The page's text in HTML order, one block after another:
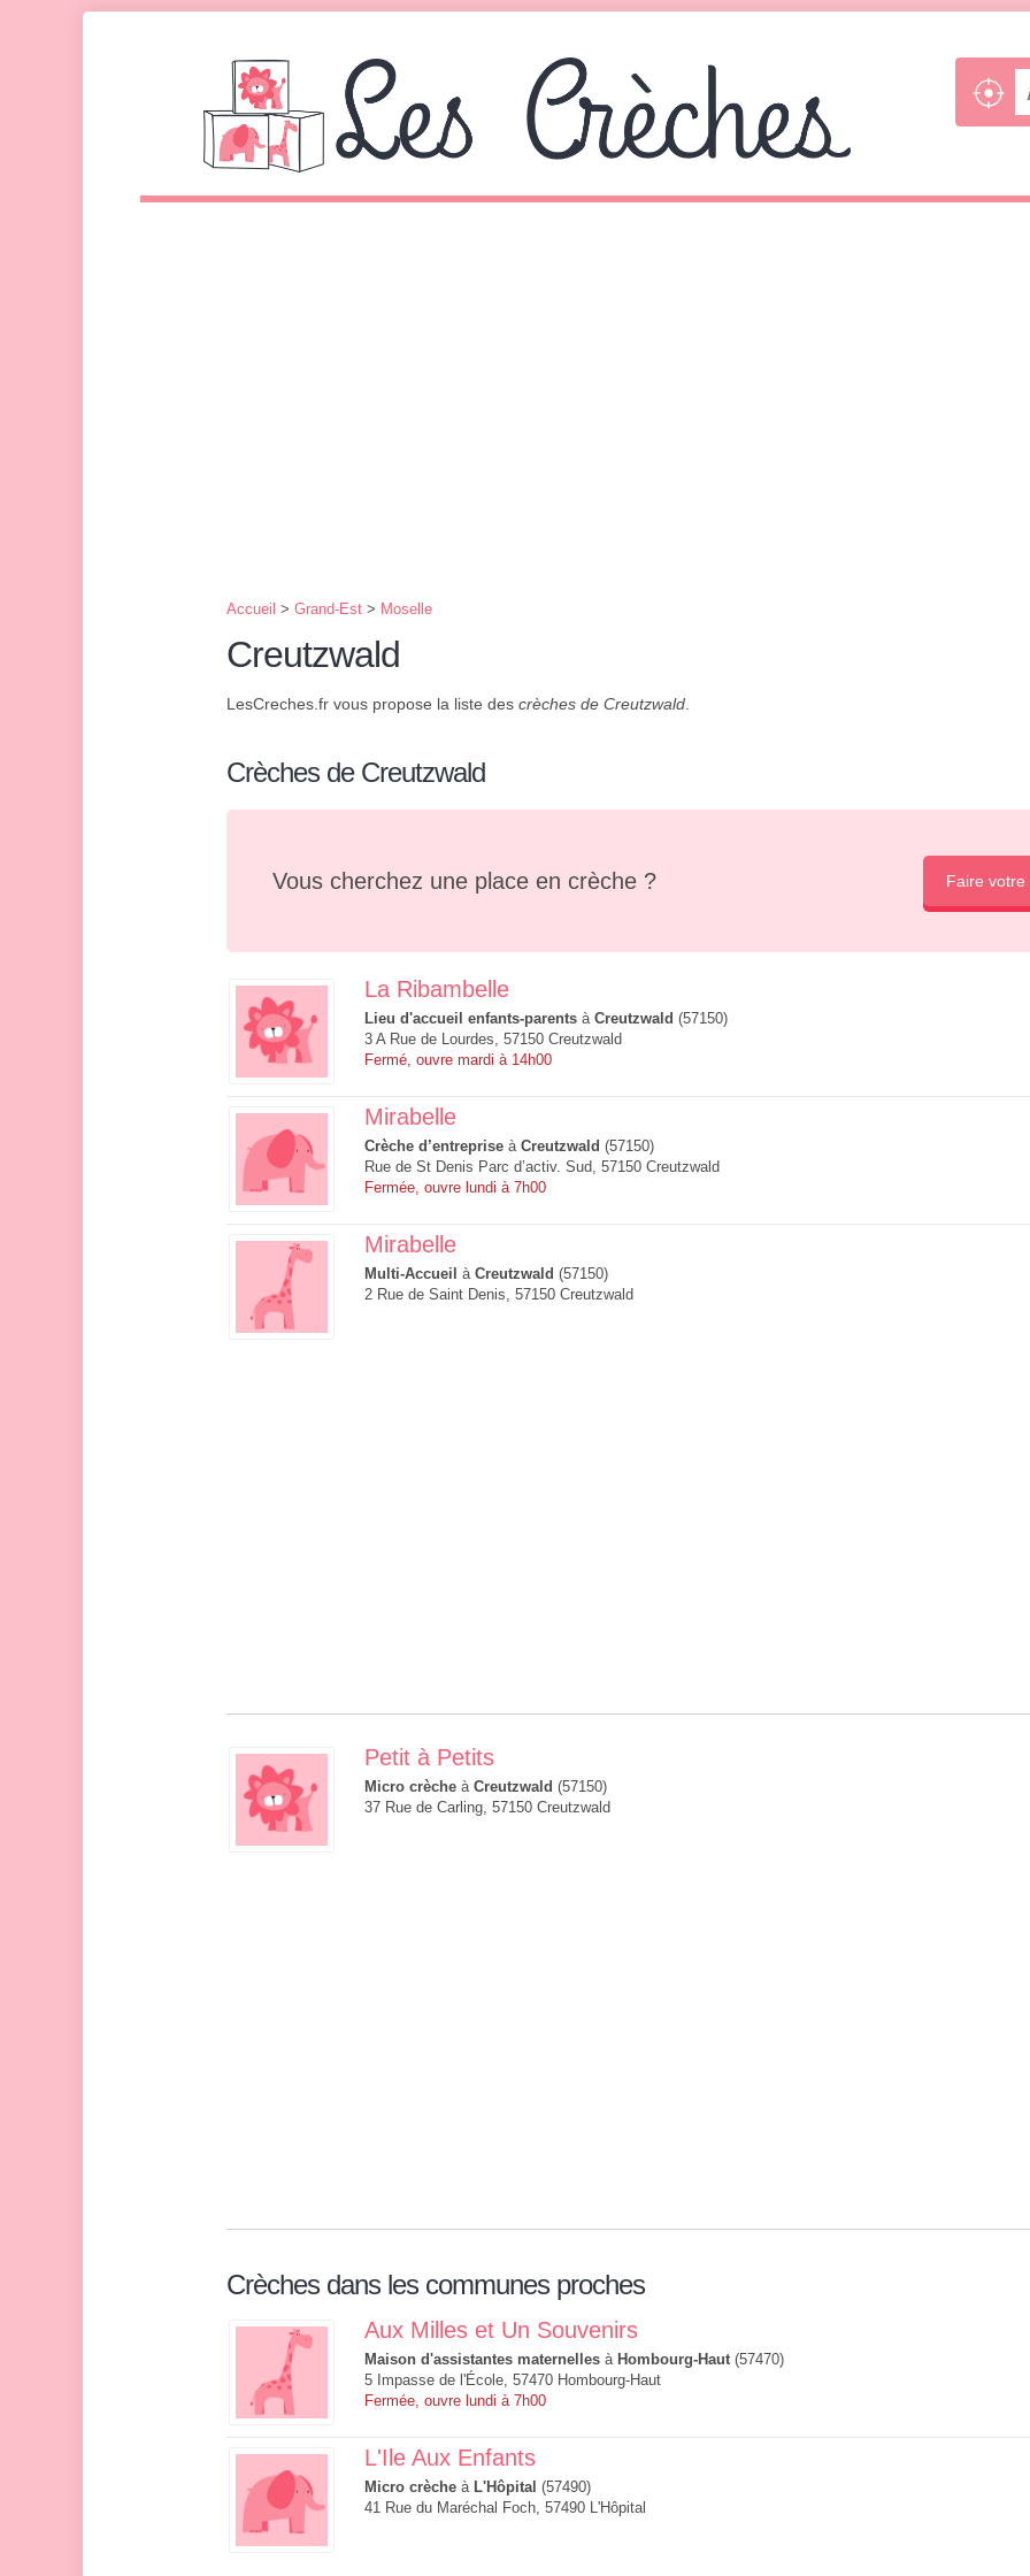
Accueil > Grand-Est > Moselle
Creutzwald
LesCreches.fr vous propose la liste des crèches de Creutzwald
Crèches de Creutzwald
Vous cherchez une place en crèche ? Faire votre
La Ribambelle
Lieu d'accueil enfants-parents à Creutzwald (57150)
3 A Rue de Lourdes, 57150 Creutzwald
Fermé, ouvre mardi à 14h00
Mirabelle
Crèche d’entreprise à Creutzwald (57150)
Rue de St Denis Parc d’activ. Sud, 57150 Creutzwald
Fermée, ouvre lundi à 7h00
Mirabelle
Multi-Accueil à Creutzwald (57150)
2 Rue de Saint Denis, 57150 Creutzwald
Petit à Petits
Micro crèche à Creutzwald (57150)
37 Rue de Carling, 57150 Creutzwald
Crèches dans les communes proches
Aux Milles et Un Souvenirs
Maison d'assistantes maternelles à Hombourg-Haut(57470)
5 Impasse de l'École, 57470 Hombourg-Haut
Fermée, ouvre lundi à 7h00
L'Ile Aux Enfants
Micro crèche à L'Hôpital (57490)
41 Rue du Maréchal Foch, 57490 L'Hôpital